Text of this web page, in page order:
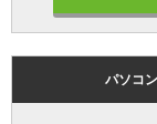
パソコ